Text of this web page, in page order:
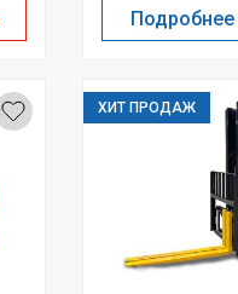
Подробнее
ХИТ ПРОДАЖ